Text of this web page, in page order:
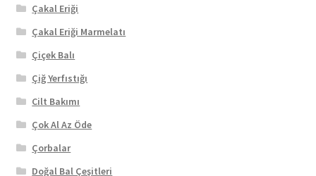
Çakal Eriği
Çakal Eriği Marmelatı
Çiçek Balı
Çiğ Yerfıstığı
Cilt Bakımı
Çok Al Az Öde
Çorbalar
Doğal Bal Çeşitleri